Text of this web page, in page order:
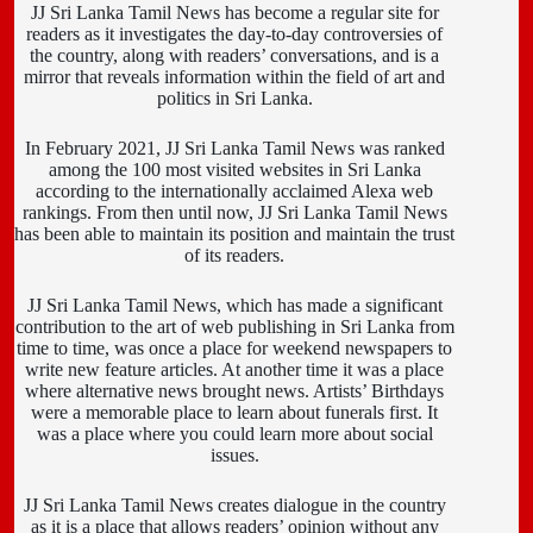
JJ Sri Lanka Tamil News has become a regular site for
readers as it investigates the day-to-day controversies of
the country, along with readers’ conversations, and is a
mirror that reveals information within the field of art and
politics in Sri Lanka.
In February 2021, JJ Sri Lanka Tamil News was ranked
among the 100 most visited websites in Sri Lanka
according to the internationally acclaimed Alexa web
rankings. From then until now, JJ Sri Lanka Tamil News
has been able to maintain its position and maintain the trust
of its readers.
JJ Sri Lanka Tamil News, which has made a significant
contribution to the art of web publishing in Sri Lanka from
time to time, was once a place for weekend newspapers to
write new feature articles. At another time it was a place
where alternative news brought news. Artists’ Birthdays
were a memorable place to learn about funerals first. It
was a place where you could learn more about social
issues.
JJ Sri Lanka Tamil News creates dialogue in the country
as it is a place that allows readers’ opinion without any